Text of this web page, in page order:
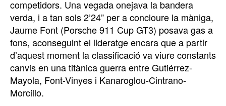
competidors. Una vegada onejava la bandera
verda, i a tan sols 2’24” per a concloure la màniga,
Jaume Font (Porsche 911 Cup GT3) posava gas a
fons, aconseguint el lideratge encara que a partir
d’aquest moment la classificació va viure constants
canvis en una titànica guerra entre Gutiérrez-
Mayola, Font-Vinyes i Kanaroglou-Cintrano-
Morcillo.